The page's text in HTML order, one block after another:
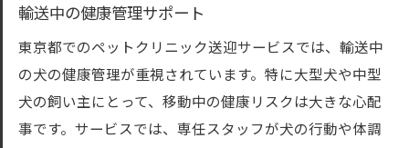
輸送中の健康管理サポート
東京都でのペットクリニック送迎サービスでは、輸送中
の犬の健康管理が重視されています。特に大型犬や中型
犬の飼い主にとって、移動中の健康リスクは大きな心配
事です。サービスでは、専任スタッフが犬の行動や体調